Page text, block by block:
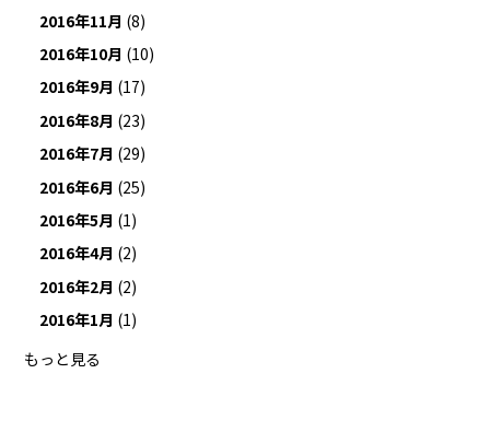
2016年11月 (8)
2016年10月 (10)
2016年9月 (17)
2016年8月 (23)
2016年7月 (29)
2016年6月 (25)
2016年5月 (1)
2016年4月 (2)
2016年2月 (2)
2016年1月 (1)
もっと見る